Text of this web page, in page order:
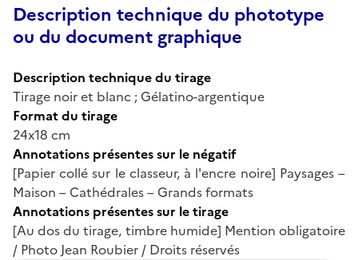
Description technique du phototype
ou du document graphique
Description technique du tirage
Tirage noir et blanc ; Gélatino-argentique
Format du tirage
24x18 cm
Annotations présentes sur le négatif
[Papier collé sur le classeur, à l'encre noire] Paysages –
Maison – Cathédrales – Grands formats
Annotations présentes sur le tirage
[Au dos du tirage, timbre humide] Mention obligatoire
/ Photo Jean Roubier / Droits réservés